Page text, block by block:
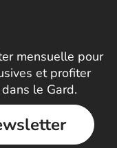
mensuelle pour
et profiter
le Gard.